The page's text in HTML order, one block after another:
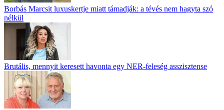
Borbás Marcsit luxuskertje miatt támadják: a tévés nem hagyta szó
nélkül
Brutális, mennyit keresett havonta egy NER-feleség asszisztense